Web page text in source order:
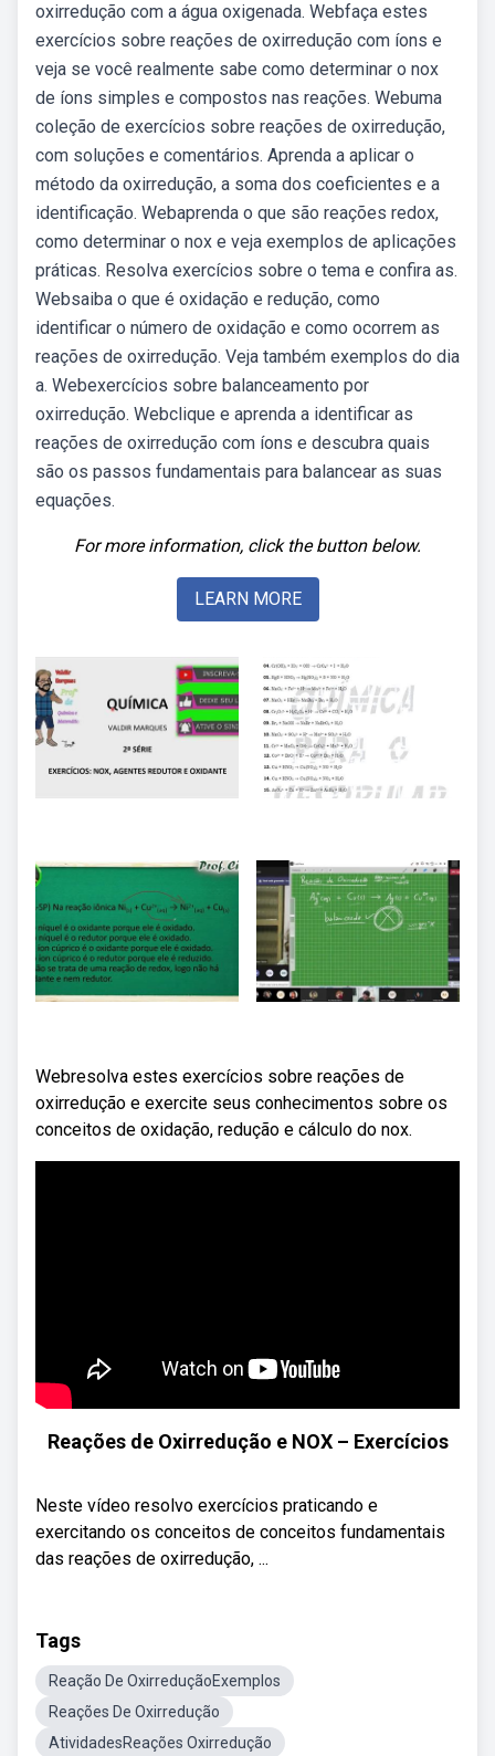
oxirredução com a água oxigenada. Webfaça estes
exercícios sobre reações de oxirredução com íons e
veja se você realmente sabe como determinar o nox
de íons simples e compostos nas reações. Webuma
coleção de exercícios sobre reações de oxirredução,
com soluções e comentários. Aprenda a aplicar o
método da oxirredução, a soma dos coeficientes e a
identificação. Webaprenda o que são reações redox,
como determinar o nox e veja exemplos de aplicações
práticas. Resolva exercícios sobre o tema e confira as.
Websaiba o que é oxidação e redução, como
identificar o número de oxidação e como ocorrem as
reações de oxirredução. Veja também exemplos do dia
a. Webexercícios sobre balanceamento por
oxirredução. Webclique e aprenda a identificar as
reações de oxirredução com íons e descubra quais
são os passos fundamentais para balancear as suas
equações.
For more information, click the button below.
LEARN MORE
Webresolva estes exercícios sobre reações de
oxirredução e exercite seus conhecimentos sobre os
conceitos de oxidação, redução e cálculo do nox.
Reações de Oxirredução e NOX – Exercícios
Neste vídeo resolvo exercícios praticando e
exercitando os conceitos de conceitos fundamentais
das reações de oxirredução, ...
Tags
Reação De OxirreduçãoExemplos
Reações De Oxirredução
AtividadesReações Oxirredução